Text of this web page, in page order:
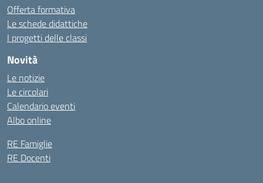
Offerta formativa
Le schede didattiche
I progetti delle classi
Novità
Le notizie
Le circolari
Calendario eventi
Albo online
RE Famiglie
RE Docenti